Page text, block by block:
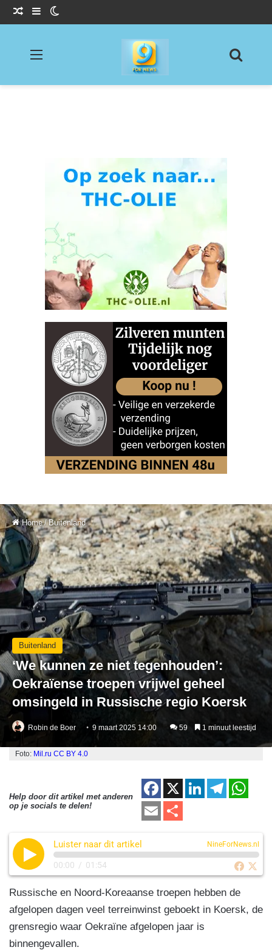
Willekeurig Artikel
Sidebar
Home / Buitenland
Buitenland
‘We kunnen ze niet tegenhouden’:
Oekraïense troepen vrijwel geheel
omsingeld in Russische regio Koersk
Robin de Boer 9 maart 2025 14:00 59 1 minuut leestijd
Foto: Mil.ru CC BY 4.0
Help door dit artikel met anderen
op je socials te delen!
F
a
c
e
o
o
k
X
Li
e
n
T
gr
a
m
s
A
p
E
aile
Luister naar dit artikel NineForNews.nl
00:00 / 01:54
Russische en Noord-Koreaanse troepen hebben de
afgelopen dagen veel terreinwinst geboekt in Koersk, de
grensregio waar Oekraïne afgelopen jaar is
binnengevallen.